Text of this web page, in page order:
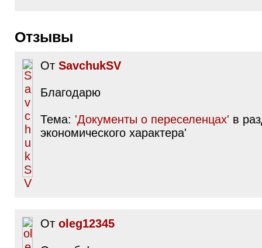
Отзывы
От SavchukSV
Благодарю
Тема: 'Документы о переселенцах' в
экономического характера'
От oleg12345